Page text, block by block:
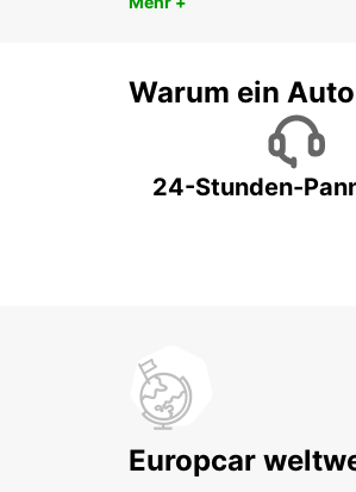
Warum ein
24-Stunden-
Europcar